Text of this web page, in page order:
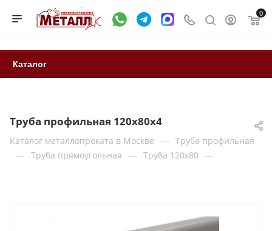
0
Каталог
Труба профильная 120х80х4
Каталог металлопроката в Москве — Труба профильная
— Труба прямоугольная — Труба 120x80 —